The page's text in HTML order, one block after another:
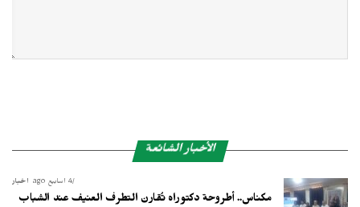
الأخبار الشائعة
أخبار 4 أسابيع ago
مكناس.. أطروحة دكتوراه تُقارن التطرف العنيف عند الشباب